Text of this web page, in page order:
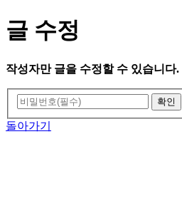
글 수정
작성자만 글을 수정할 수 있습니다.
돌아가기